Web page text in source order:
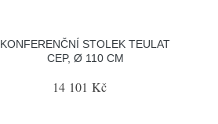
KONFERENČNÍ STOLEK TEULAT
CEP, Ø 110 CM
14 101 Kč